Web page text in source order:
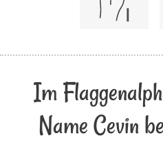
Im
Name Cevin